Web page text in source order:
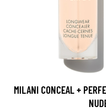
MILANI CONCEAL +